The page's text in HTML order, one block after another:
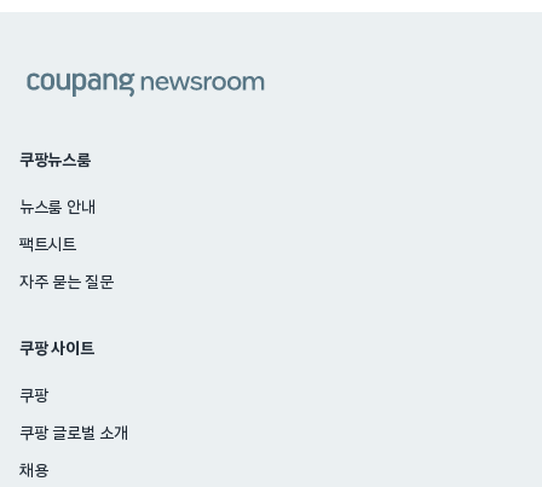
쿠팡뉴스룸
뉴스룸 안내
팩트시트
자주 묻는 질문
쿠팡 사이트
쿠팡
쿠팡 글로벌 소개
채용